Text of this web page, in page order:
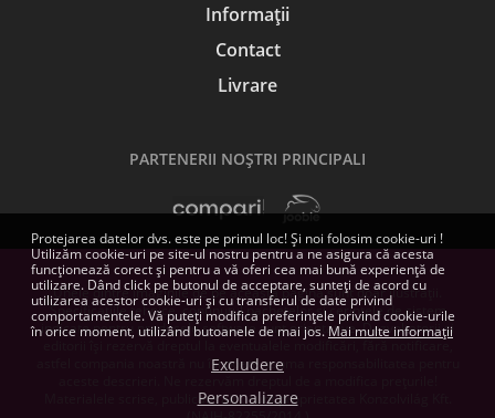
Informații
Contact
Livrare
PARTENERII NOŞTRI PRINCIPALI
Unele dintre imaginile de pe această pagină sunt doar ilustrații.
Specificațiile tehnice, conținutul pachetelor și cerințele de sistem
indicate pentru produsele software sunt orientative. Dezvoltatorii și
editorii își rezervă dreptul la eventualele modificări, fără notificare,
astfel compania noastră nu își poate asuma responsabilitatea pentru
Materialele scrise, publicate aici, sunt proprietatea Konzolvilág Kft.
Protejarea datelor dvs. este pe primul loc! Și noi folosim cookie-uri !
Utilizăm cookie-uri pe site-ul nostru pentru a ne asigura că acesta
funcționează corect și pentru a vă oferi cea mai bună experiență de
utilizare. Dând click pe butonul de acceptare, sunteți de acord cu
utilizarea acestor cookie-uri și cu transferul de date privind
comportamentele. Vă puteți modifica preferințele privind cookie-urile
în orice moment, utilizând butoanele de mai jos. Mai multe informații
Excludere
Personalizare